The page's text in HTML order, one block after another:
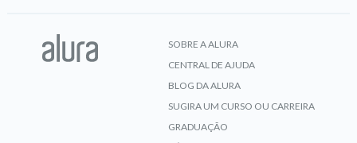
SOBRE A ALURA
CENTRAL DE AJUDA
BLOG DA ALURA
SUGIRA UM CURSO OU CARREIRA
GRADUAÇÃO